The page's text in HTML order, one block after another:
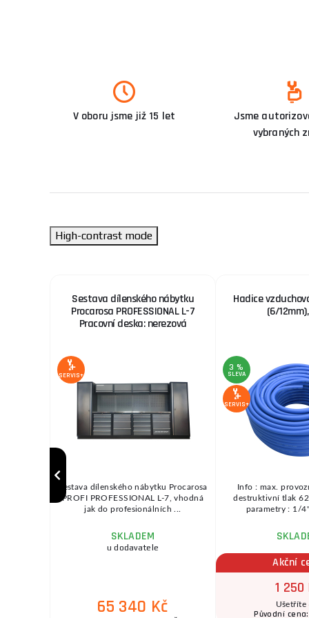
V oboru jsme již 15 let
Jsme
vybraných
High-contrast mode
Sestava dílenského nábytku
Procarosa PROFESSIONAL L-7
Pracovní deska: nerezová
SERVIS+
Sestava dílenského nábytku Procarosa
PROFI PROFESSIONAL L-7, vhodná
jak do profesionálních ...
SKLADEM
u dodavatele
65 340 Kč
Hadice
(6/
3 %
SLEVA
SERVIS+
Info : max.
destruktivní tlak
parametry : 1/
Akční
1 250
Ušetříte
Původní